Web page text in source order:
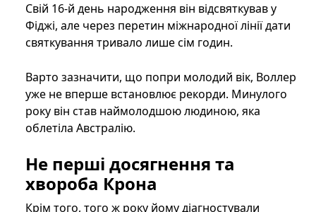
Свій 16-й день народження він відсвяткував у
Фіджі, але через перетин міжнародної лінії дати
святкування тривало лише сім годин.
Варто зазначити, що попри молодий вік, Воллер
уже не вперше встановлює рекорди. Минулого
року він став наймолодшою людиною, яка
облетіла Австралію.
Не перші досягнення та
хвороба Крона
Крім того, того ж року йому діагностували